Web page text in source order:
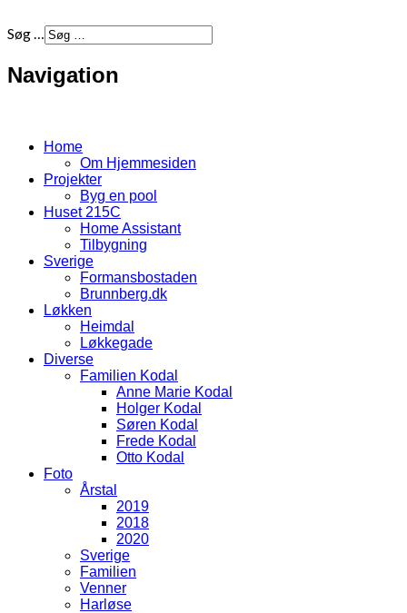
Søg …
Navigation
Home
Om Hjemmesiden
Projekter
Byg en pool
Huset 215C
Home Assistant
Tilbygning
Sverige
Formansbostaden
Brunnberg.dk
Løkken
Heimdal
Løkkegade
Diverse
Familien Kodal
Anne Marie Kodal
Holger Kodal
Søren Kodal
Frede Kodal
Otto Kodal
Foto
Årstal
2019
2018
2020
Sverige
Familien
Venner
Harløse